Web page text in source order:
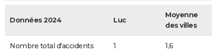
Données 2024 Luc
Moyenne
des villes
Nombre total d'accidents 1 1,6